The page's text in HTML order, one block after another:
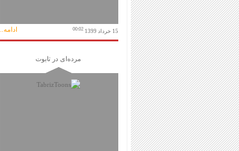
15 خرداد 1399 00:02 ادامه...
مرده‌ای در تابوت